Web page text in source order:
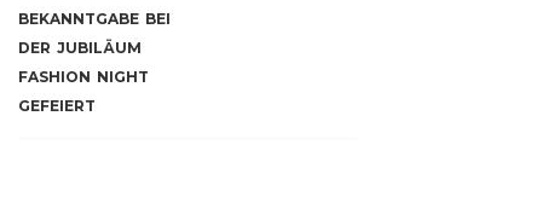
BEKANNTGABE BEI
DER JUBILÄUM
FASHION NIGHT
GEFEIERT